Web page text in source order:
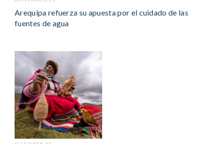
Arequipa refuerza su apuesta por el cuidado de las
fuentes de agua